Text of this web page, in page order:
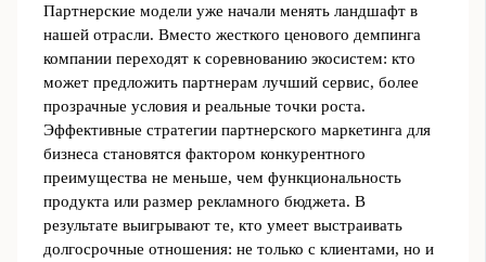
Партнерские модели уже начали менять ландшафт в
нашей отрасли. Вместо жесткого ценового демпинга
компании переходят к соревнованию экосистем: кто
может предложить партнерам лучший сервис, более
прозрачные условия и реальные точки роста.
Эффективные стратегии партнерского маркетинга для
бизнеса становятся фактором конкурентного
преимущества не меньше, чем функциональность
продукта или размер рекламного бюджета. В
результате выигрывают те, кто умеет выстраивать
долгосрочные отношения: не только с клиентами, но и